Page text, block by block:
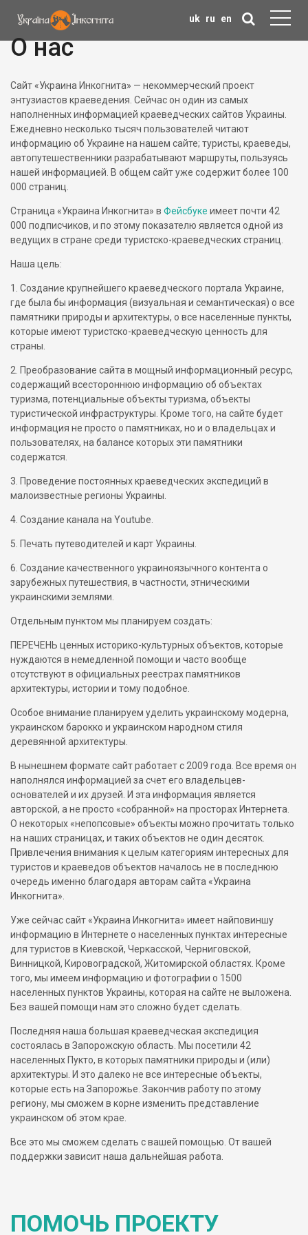
uk ru en
О нас
Сайт «Украина Инкогнита» — некоммерческий проект
энтузиастов краеведения. Сейчас он один из самых
наполненных информацией краеведческих сайтов Украины.
Ежедневно несколько тысяч пользователей читают
информацию об Украине на нашем сайте; туристы, краеведы,
автопутешественники разрабатывают маршруты, пользуясь
нашей информацией. В общем сайт уже содержит более 100
000 страниц.
Страница «Украина Инкогнита» в Фейсбуке имеет почти 42
000 подписчиков, и по этому показателю является одной из
ведущих в стране среди туристско-краеведческих страниц.
Наша цель:
1. Создание крупнейшего краеведческого портала Украине,
где была бы информация (визуальная и семантическая) о все
памятники природы и архитектуры, о все населенные пункты,
которые имеют туристско-краеведческую ценность для
страны.
2. Преобразование сайта в мощный информационный ресурс,
содержащий всестороннюю информацию об объектах
туризма, потенциальные объекты туризма, объекты
туристической инфраструктуры. Кроме того, на сайте будет
информация не просто о памятниках, но и о владельцах и
пользователях, на балансе которых эти памятники
содержатся.
3. Проведение постоянных краеведческих экспедиций в
малоизвестные регионы Украины.
4. Создание канала на Youtube.
5. Печать путеводителей и карт Украины.
6. Создание качественного украиноязычного контента о
зарубежных путешествия, в частности, этническими
украинскими землями.
Отдельным пунктом мы планируем создать:
ПЕРЕЧЕНЬ ценных историко-культурных объектов, которые
нуждаются в немедленной помощи и часто вообще
отсутствуют в официальных реестрах памятников
архитектуры, истории и тому подобное.
Особое внимание планируем уделить украинскому модерна,
украинском барокко и украинском народном стиля
деревянной архитектуры.
В нынешнем формате сайт работает с 2009 года. Все время он
наполнялся информацией за счет его владельцев-
основателей и их друзей. И эта информация является
авторской, а не просто «собранной» на просторах Интернета.
О некоторых «непопсовые» объекты можно прочитать только
на наших страницах, и таких объектов не один десяток.
Привлечения внимания к целым категориям интересных для
туристов и краеведов объектов началось не в последнюю
очередь именно благодаря авторам сайта «Украина
Инкогнита».
Уже сейчас сайт «Украина Инкогнита» имеет найповиншу
информацию в Интернете о населенных пунктах интересные
для туристов в Киевской, Черкасской, Черниговской,
Винницкой, Кировоградской, Житомирской областях. Кроме
того, мы имеем информацию и фотографии о 1500
населенных пунктов Украины, которая на сайте не выложена.
Без вашей помощи нам это сложно будет сделать.
Последняя наша большая краеведческая экспедиция
состоялась в Запорожскую область. Мы посетили 42
населенных Пукто, в которых памятники природы и (или)
архитектуры. И это далеко не все интересные объекты,
которые есть на Запорожье. Закончив работу по этому
региону, мы сможем в корне изменить представление
украинском об этом крае.
Все это мы сможем сделать с вашей помощью. От вашей
поддержки зависит наша дальнейшая работа.
ПОМОЧЬ ПРОЕКТУ